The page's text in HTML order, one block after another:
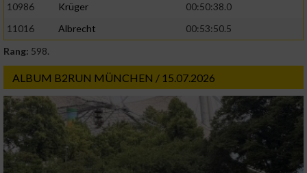
10986
Krüger
00:50:38.0
11016
Albrecht
00:53:50.5
Rang: 598.
ALBUM B2RUN MÜNCHEN / 15.07.2026